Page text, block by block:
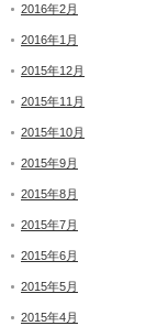
2016年2月
2016年1月
2015年12月
2015年11月
2015年10月
2015年9月
2015年8月
2015年7月
2015年6月
2015年5月
2015年4月